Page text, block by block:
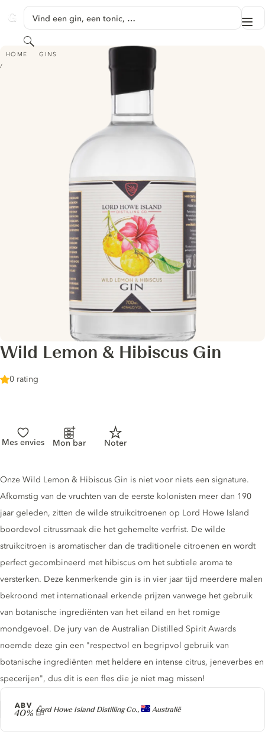
GINVENTORY
Vind een gin, een tonic, …
Zoeken
HOME GINS
WILD LEMON & HIBISCUS GIN
Wild Lemon & Hibiscus Gin
0 rating
Mes envies Mon bar Noter
Producer
Lord Howe Island Distilling Co., Australië
ABV
40%
Gin description
Onze Wild Lemon & Hibiscus Gin is niet voor niets een signature.
Afkomstig van de vruchten van de eerste kolonisten meer dan 190
jaar geleden, zitten de wilde struikcitroenen op Lord Howe Island
boordevol citrussmaak die het gehemelte verfrist. De wilde
struikcitroen is aromatischer dan de traditionele citroenen en wordt
perfect gecombineerd met hibiscus om het subtiele aroma te
versterken. Deze kenmerkende gin is in vier jaar tijd meerdere malen
bekroond met internationaal erkende prijzen vanwege het gebruik
van botanische ingrediënten van het eiland en het romige
mondgevoel. De jury van de Australian Distilled Spirit Awards
noemde deze gin een "respectvol en begripvol gebruik van
botanische ingrediënten met heldere en intense citrus, jeneverbes en
specerijen", dus dit is een fles die je niet mag missen!